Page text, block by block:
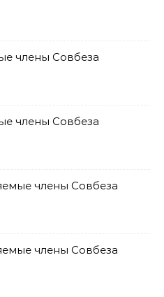
члены Совбеза
члены Совбеза
члены Совбеза
члены Совбеза